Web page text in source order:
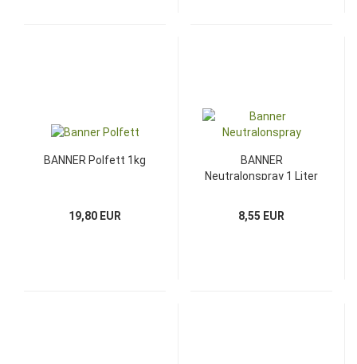
BANNER Polfett 1kg
19,80 EUR
BANNER
Neutralonspray 1 Liter
8,55 EUR